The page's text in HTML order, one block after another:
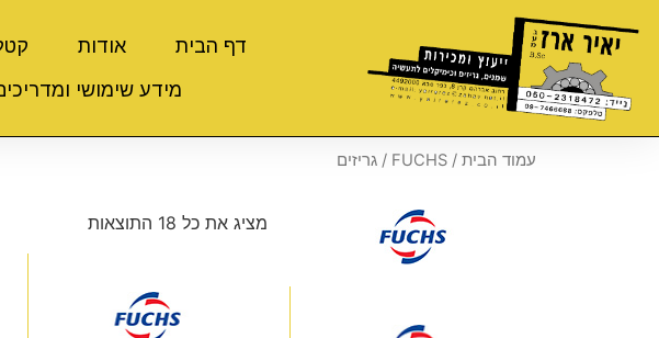
דף הבית אודות
מידע שימושי
עמוד הבית /
FUCHS / גריזים
מציג את כל 18 התוצאות